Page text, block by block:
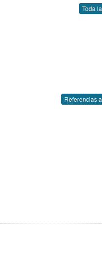
Toda
Referencias